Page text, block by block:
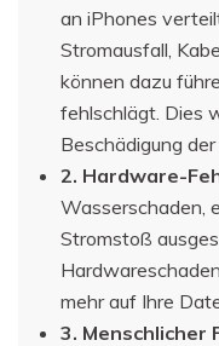
an iPhones
Stromausfall,
können dazu
fehlschlägt. Dies
Beschädigung
2. Hardware-
Wasserschaden,
Stromstoß
mehr auf Ihre
3. Menschlicher